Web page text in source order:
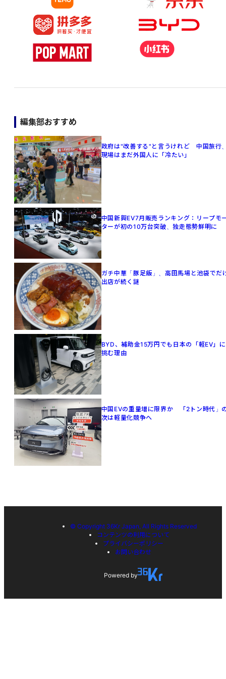
編集部おすすめ
政府は"改善する"と言うけれど 中国旅行
現場はまだ外国人に「冷たい」
中国新興EV7月販売ランキング：リープモ
ターが初の10万台突破、独走態勢鮮明に
ガチ中華「豚足飯」、高田馬場と池袋でだ
出店が続く謎
BYD、補助金15万円でも日本の「軽EV」に
挑む理由
中国EVの重量増に限界か 「2トン時代」
次は軽量化競争へ
© Copyright 36Kr Japan, All Rights Reserved
コンテンツの利用について
プライバシーポリシー
お問い合わせ
Powered by